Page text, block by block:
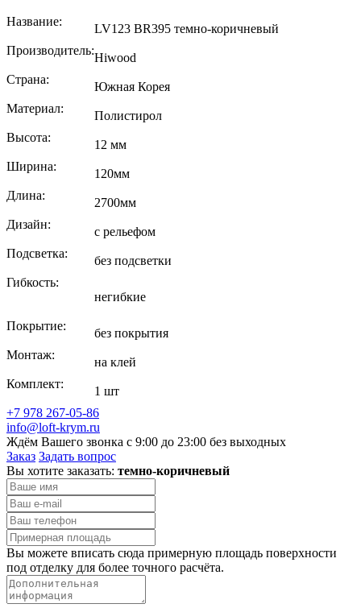
Название:
LV123 BR395 темно-коричневый
Производитель:
Hiwood
Страна:
Южная Корея
Материал:
Полистирол
Высота:
12 мм
Ширина:
120мм
Длина:
2700мм
Дизайн:
с рельефом
Подсветка:
без подсветки
Гибкость:
негибкие
Покрытие:
без покрытия
Монтаж:
на клей
Комплект:
1 шт
+7 978 267-05-86
info@loft-krym.ru
Ждём Вашего звонка с 9:00 до 23:00 без выходных
Заказ Задать вопрос
Вы хотите заказать: темно-коричневый
Вы можете вписать сюда примерную площадь поверхности
под отделку для более точного расчёта.